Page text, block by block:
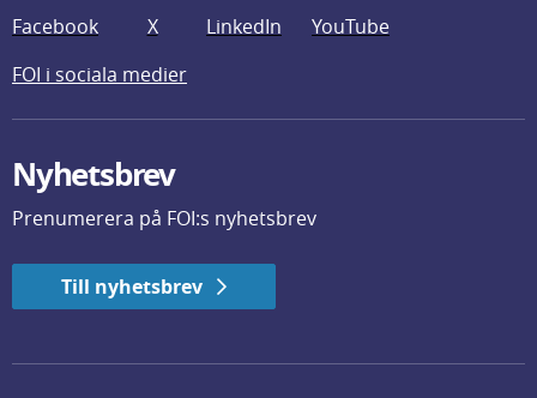
Facebook X LinkedIn
YouTube
FOI i sociala medier
Nyhetsbrev
Prenumerera på FOI:s nyhetsbrev
Till nyhetsbrev